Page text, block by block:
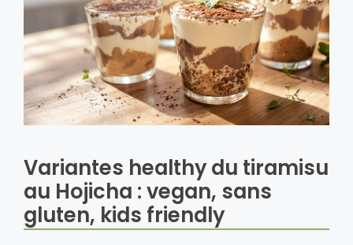
Variantes healthy du tiramisu
au Hojicha : vegan, sans
gluten, kids friendly